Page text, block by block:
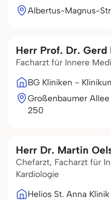
Albertus-Magnus-
Herr Prof. Dr. Gerd
Facharzt für Innere
BG Kliniken -
Großenbaumer Allee
250
Herr Dr. Martin
Chefarzt, Facharzt für
Kardiologie
Helios St. Anna